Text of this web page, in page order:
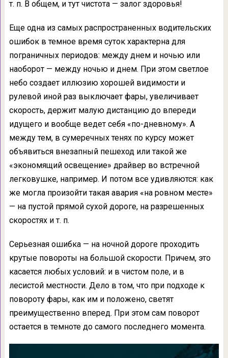
т. п. В общем, и тут чистота — залог здоровья!
Еще одна из самых распространенных водительских
ошибок в темное время суток характерна для
пограничных периодов: между днем и ночью или
наоборот — между ночью и днем. При этом светлое
небо создает иллюзию хорошей видимости и
рулевой иной раз выключает фары, увеличивает
скорость, держит малую дистанцию до впереди
идущего и вообще ведет себя «по-дневному». А
между тем, в сумеречных тенях по курсу может
объявиться внезапный пешеход или такой же
«экономящий освещение» драйвер во встречной
легковушке, например. И потом все удивляются: как
же могла произойти такая авария «на ровном месте»
— на пустой прямой сухой дороге, на разрешенных
скоростях и т. п.
Серьезная ошибка — на ночной дороге проходить
крутые повороты на большой скорости. Причем, это
касается любых условий: и в чистом поле, и в
лесистой местности. Дело в том, что при подходе к
повороту фары, как им и положено, светят
преимущественно вперед. При этом сам поворот
остается в темноте до самого последнего момента.